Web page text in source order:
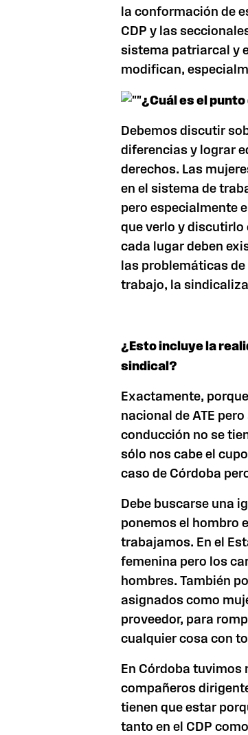
la conformación de
CDP y las
sistema patriarcal y
modifican,
¿Cuál es el
Debemos discutir
diferencias y lograr
derechos. Las
en el sistema de
pero especialmente
que verlo y discutirlo
cada lugar deben
las problemáticas
trabajo, la
¿Esto incluye la
sindical?
Exactamente,
nacional de ATE
conducción no se
sólo nos cabe el
caso de Córdoba
Debe buscarse una
ponemos el hombro
trabajamos. En el
femenina pero los
hombres. También
asignados como
proveedor, para
cualquier cosa con
En Córdoba tuvimos
compañeros
tienen que estar
tanto en el CDP